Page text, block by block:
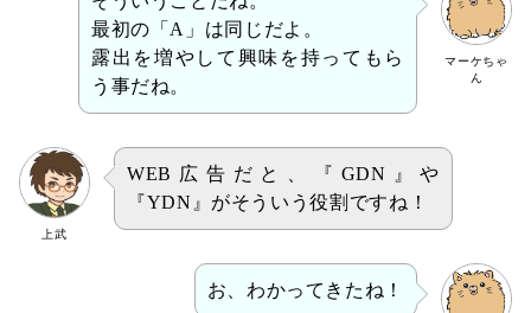
マーケちゃ
ん
最初の「A」は同じだよ。
露出を増やして興味を持ってもら
う事だね。
上武
WEB広告だと、『GDN』や
『YDN』がそういう役割ですね！
お、わかってきたね！